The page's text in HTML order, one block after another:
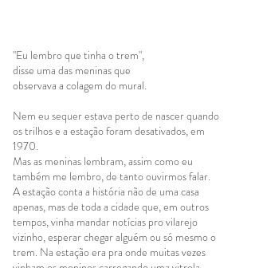
"Eu lembro que tinha o trem",
disse uma das meninas que
observava a colagem do mural.
Nem eu sequer estava perto de nascer quando
os trilhos e a estação foram desativados, em
1970.
Mas as meninas lembram, assim como eu
também me lembro, de tanto ouvirmos falar.
A estação conta a história não de uma casa
apenas, mas de toda a cidade que, em outros
tempos, vinha mandar notícias pro vilarejo
vizinho, esperar chegar alguém ou só mesmo o
trem. Na estação era pra onde muitas vezes